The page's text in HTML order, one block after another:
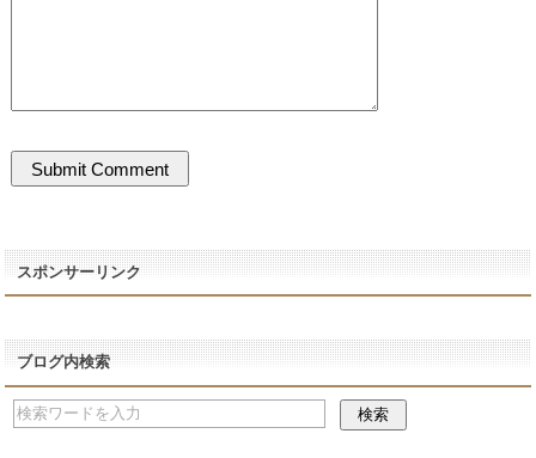
スポンサーリンク
ブログ内検索